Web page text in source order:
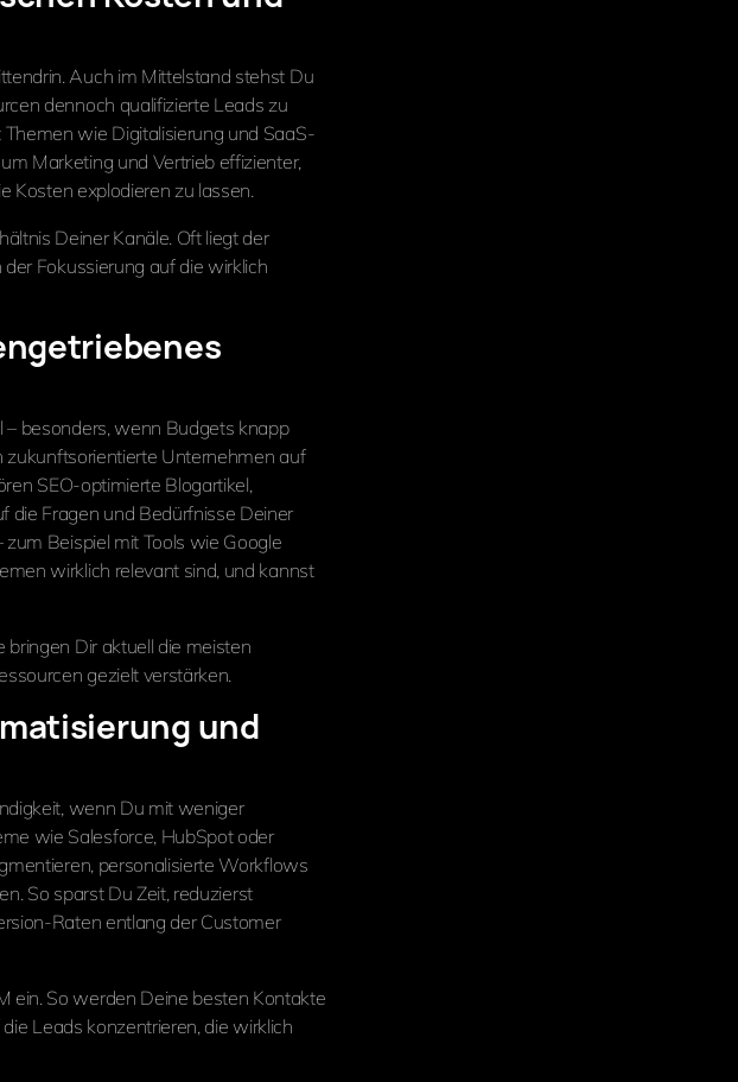
Auch im Mittelstand stehst Du
dennoch qualifizierte Leads zu
wie Digitalisierung und SaaS-
Marketing und Vertrieb effizienter,
Kosten explodieren zu lassen.
Deiner Kanäle. Oft liegt der
Fokussierung auf die wirklich
besonders, wenn Budgets knapp
zukunftsorientierte Unternehmen auf
SEO-optimierte Blogartikel,
die Fragen und Bedürfnisse Deiner
Beispiel mit Tools wie Google
wirklich relevant sind, und kannst
Dir aktuell die meisten
gezielt verstärken.
und
wenn Du mit weniger
wie Salesforce, HubSpot oder
personalisierte Workflows
So sparst Du Zeit, reduzierst
Raten entlang der Customer
ein. So werden Deine besten Kontakte
Leads konzentrieren, die wirklich